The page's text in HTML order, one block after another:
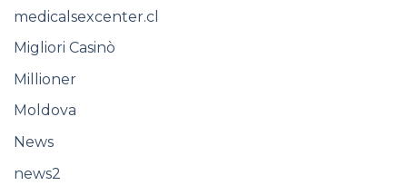
medicalsexcenter.cl
Migliori Casinò
Millioner
Moldova
News
news2